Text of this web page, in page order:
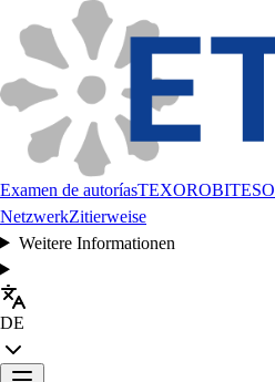
Examen de autoríasTEXOROBITESO
NetzwerkZitierweise
Weitere Informationen
DE